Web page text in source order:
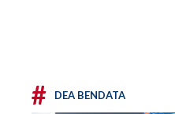
# DEA BENDATA